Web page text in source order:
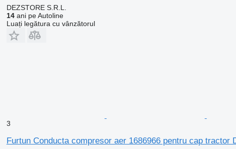
DEZSTORE S.R.L.
14ani pe Autoline
Luați legătura cu vânzătorul
3
Furtun Conducta compresor aer 1686966 pentru cap tractor